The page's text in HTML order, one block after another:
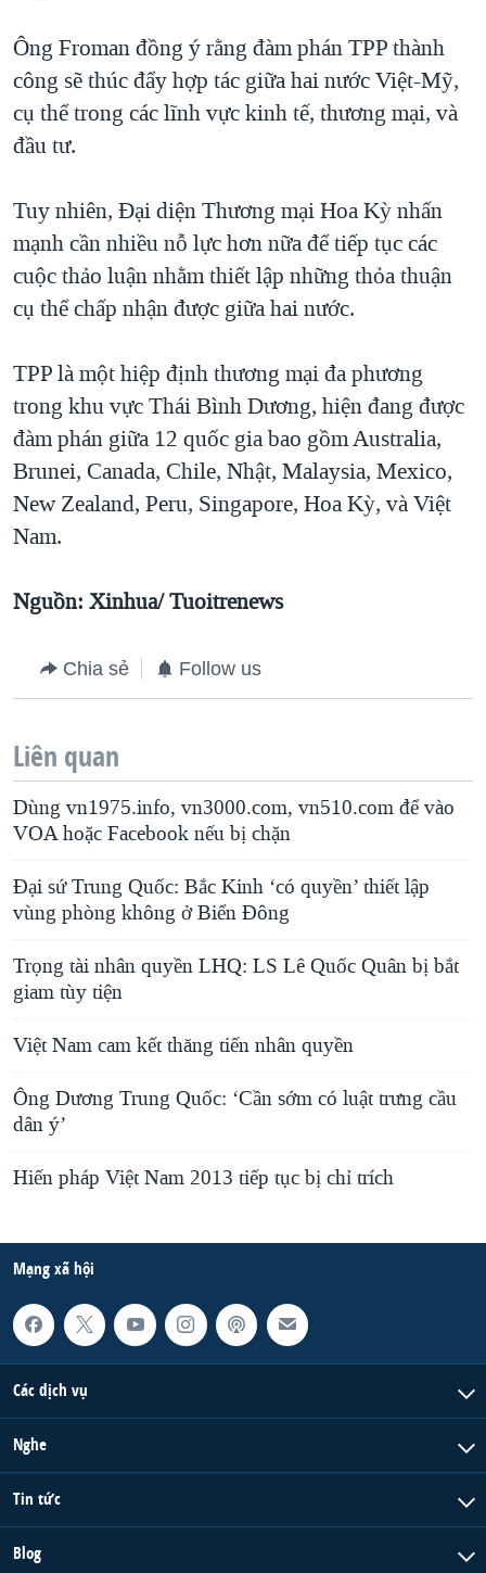
Ông Froman đồng ý rằng đàm phán TPP thành
công sẽ thúc đẩy hợp tác giữa hai nước Việt-Mỹ,
cụ thể trong các lĩnh vực kinh tế, thương mại, và
đầu tư.
Tuy nhiên, Đại diện Thương mại Hoa Kỳ nhấn
mạnh cần nhiều nỗ lực hơn nữa để tiếp tục các
cuộc thảo luận nhằm thiết lập những thỏa thuận
cụ thể chấp nhận được giữa hai nước.
TPP là một hiệp định thương mại đa phương
trong khu vực Thái Bình Dương, hiện đang được
đàm phán giữa 12 quốc gia bao gồm Australia,
Brunei, Canada, Chile, Nhật, Malaysia, Mexico,
New Zealand, Peru, Singapore, Hoa Kỳ, và Việt
Nam.
Nguồn: Xinhua/ Tuoitrenews
Chia sẻ Follow us
Liên quan
Dùng vn1975.info, vn3000.com, vn510.com để vào
VOA hoặc Facebook nếu bị chặn
Đại sứ Trung Quốc: Bắc Kinh ‘có quyền’ thiết lập
vùng phòng không ở Biển Ðông
Trọng tài nhân quyền LHQ: LS Lê Quốc Quân bị bắt
giam tùy tiện
Việt Nam cam kết thăng tiến nhân quyền
Ông Dương Trung Quốc: ‘Cần sớm có luật trưng cầu
dân ý’
Hiến pháp Việt Nam 2013 tiếp tục bị chỉ trích
Mạng xã hội
Các dịch vụ
Nghe
Tin tức
Blog